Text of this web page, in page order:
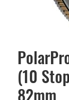
(10
82mm
Skip
beginning